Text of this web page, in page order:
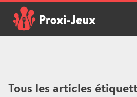
content
Tous les articles